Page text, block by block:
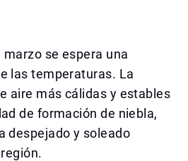
se espera una
las temperaturas. La
aire más cálidas y estables
de formación de niebla,
despejado y soleado